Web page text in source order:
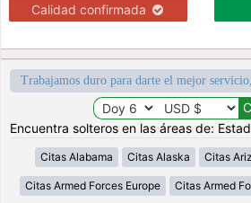
Calidad confirmada
Trabajamos duro para darte el mejor
Encuentra solteros en las áreas de:
Citas Alabama Citas Alaska Citas
Citas Armed Forces Europe Citas Armed